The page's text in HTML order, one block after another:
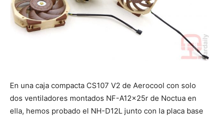
En una caja compacta CS107 V2 de Aerocool con solo
dos ventiladores montados NF-A12x25r de Noctua en
ella, hemos probado el NH-D12L junto con la placa base